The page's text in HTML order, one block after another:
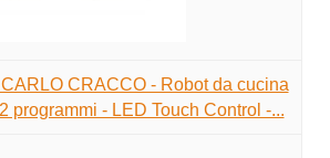
CRACCO - Robot da cucina
programmi - LED Touch Control -...